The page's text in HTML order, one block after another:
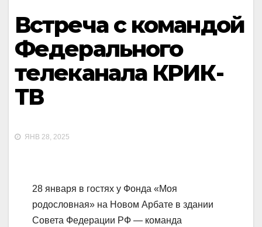
Встреча с командой
Федерального
телеканала КРИК-
ТВ
ЯНВ 28, 2025
28 января в гостях у Фонда «Моя
родословная» на Новом Арбате в здании
Совета Федерации РФ — команда